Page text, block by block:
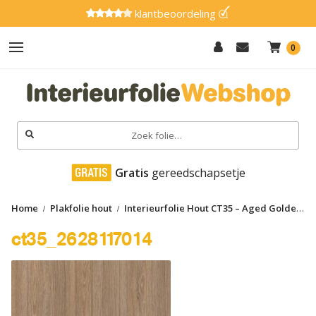
klantbeoordeling
0
Zoeken
naar:
Hout
Effen
Marmer
Glitter
Natuursteen
Gereedschap
Gratis gereedschapsetje
Home Plakfolie hout
Interieurfolie Hout CT35 – Aged Golden
ct35_2628117014